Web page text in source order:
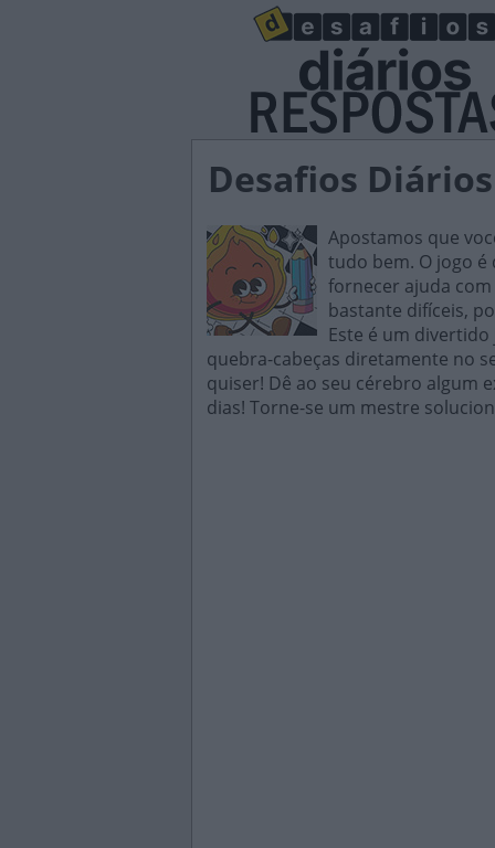
Desafios
Apostamos que
tudo bem. O jogo é
fornecer ajuda com
bastante difíceis,
Este é um
quebra-cabeças diretamente no
quiser! Dê ao seu cérebro algum
dias! Torne-se um mestre